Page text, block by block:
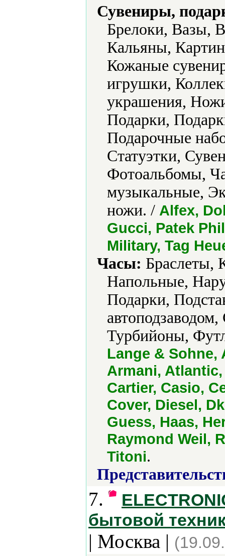
Сувениры,
Брелоки, Вазы,
Кальяны,
Кожаные
игрушки,
украшения,
Подарки,
Подарочные
Статуэтки,
Фотоальбомы,
музыкальные,
ножи. / Alfex,
Gucci, Patek
Military, Tag
Часы: Браслеты,
Напольные,
Подарки,
Турбийоны,
Lange & Sohne,
Armani,
Cartier, Casio,
Cover, Diesel,
Guess, Haas,
Raymond Weil,
Titoni.
7.
бытовой
| Москва |